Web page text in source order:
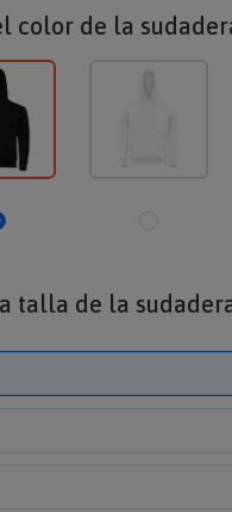
color de la
talla de la